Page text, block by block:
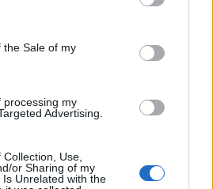
the Sale of my
processing my
Advertising.
Use,
or Sharing of my
Unrelated with the
jakie to ważne. Napisz